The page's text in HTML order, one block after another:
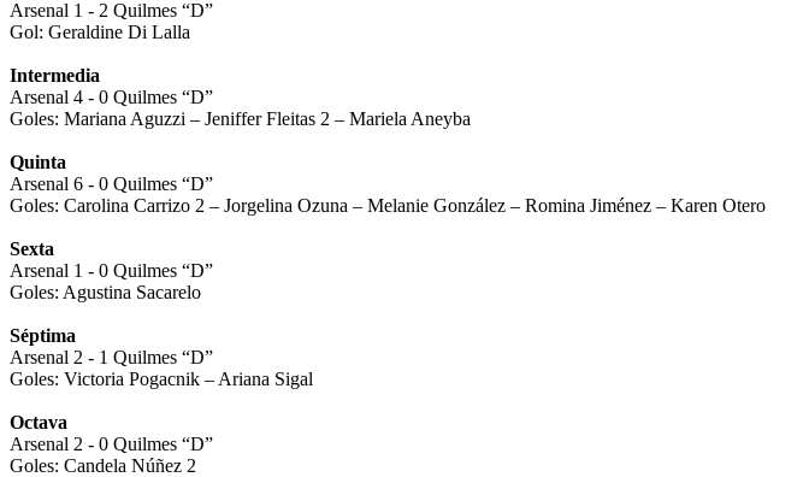
Arsenal 1 - 2 Quilmes “D”
Gol: Geraldine Di Lalla
Intermedia
Arsenal 4 - 0 Quilmes “D”
Goles: Mariana Aguzzi – Jeniffer Fleitas 2 – Mariela Aneyba
Quinta
Arsenal 6 - 0 Quilmes “D”
Goles: Carolina Carrizo 2 – Jorgelina Ozuna – Melanie González – Romina Jiménez – Karen Otero
Sexta
Arsenal 1 - 0 Quilmes “D”
Goles: Agustina Sacarelo
Séptima
Arsenal 2 - 1 Quilmes “D”
Goles: Victoria Pogacnik – Ariana Sigal
Octava
Arsenal 2 - 0 Quilmes “D”
Goles: Candela Núñez 2